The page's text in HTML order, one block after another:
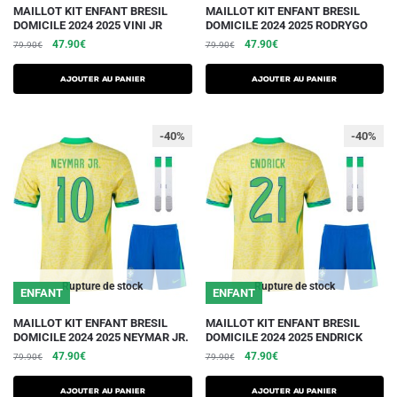
MAILLOT KIT ENFANT BRESIL
DOMICILE 2024 2025 VINI JR
79.90€
Le
initial
était :
47.90€Le
actuel
est :
AJOUTER AU PANIER
Ce
produit
a
plusieurs
variations.
options
peuvent
être
choisies
page
du
produit
MAILLOT KIT ENFANT BRESIL
DOMICILE 2024 2025 RODRYGO
79.90€
Le
initial
était :
47.90€Le
actuel
est :
AJOUTER AU PANIER
Ce
produit
a
plusieurs
variations.
options
peuvent
être
choisies
page
du
produit
Rupture de stock
-40%
ENFANT
MAILLOT KIT ENFANT BRESIL
DOMICILE 2024 2025 NEYMAR JR.
79.90€
Le
initial
47.90€Le
actuel
AJOUTER AU PANIER
Ce
produit
a
plusieurs
Rupture de stock
-40%
ENFANT
MAILLOT KIT ENFANT BRESIL
DOMICILE 2024 2025 ENDRICK
79.90€
Le
initial
47.90€Le
actuel
AJOUTER AU PANIER
Ce
produit
a
plusieurs